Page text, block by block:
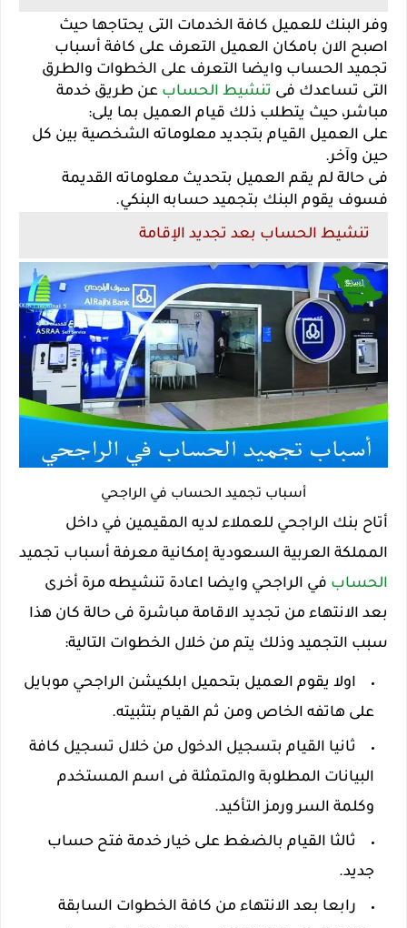
وفر البنك للعميل كافة الخدمات التى يحتاجها حيث
اصبح الان بامكان العميل التعرف على كافة أسباب
تجميد الحساب وايضا التعرف على الخطوات والطرق
التى تساعدك فى تنشيط الحساب عن طريق خدمة
مباشر، حيث يتطلب ذلك قيام العميل بما يلى:
على العميل القيام بتجديد معلوماته الشخصية بين كل
حين وآخر.
فى حالة لم يقم العميل بتحديث معلوماته القديمة
فسوف يقوم البنك بتجميد حسابه البنكي.
تنشيط الحساب بعد تجديد الإقامة
أسباب تجميد الحساب في الراجحي
أتاح بنك الراجحي للعملاء لديه المقيمين في داخل
المملكة العربية السعودية إمكانية معرفة أسباب تجميد
الحساب في الراجحي وايضا اعادة تنشيطه مرة أخرى
بعد الانتهاء من تجديد الاقامة مباشرة فى حالة كان هذا
سبب التجميد وذلك يتم من خلال الخطوات التالية:
اولا يقوم العميل بتحميل ابلكيشن الراجحي موبايل
على هاتفه الخاص ومن ثم القيام بتثبيته.
ثانيا القيام بتسجيل الدخول من خلال تسجيل كافة
البيانات المطلوبة والمتمثلة فى اسم المستخدم
وكلمة السر ورمز التأكيد.
ثالثا القيام بالضغط على خيار خدمة فتح حساب
جديد.
رابعا بعد الانتهاء من كافة الخطوات السابقة